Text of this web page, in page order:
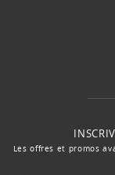
Les offres et promos